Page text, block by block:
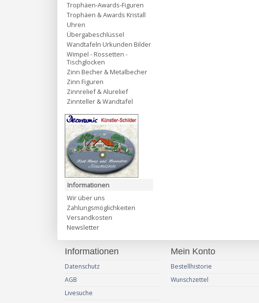
Trophäen-Awards-Figuren
Trophäen & Awards Kristall
Uhren
Übergabeschlüssel
Wandtafeln Urkunden Bilder
Wimpel - Rossetten -
Tischglocken
Zinn Becher & Metalbecher
Zinn Figuren
Zinnrelief & Alurelief
Zinnteller & Wandtafel
Informationen
Wir über uns
Zahlungsmöglichkeiten
Versandkosten
Newsletter
Informationen
Datenschutz
AGB
Livesuche
Mein Konto
Bestellhistorie
Wunschzettel